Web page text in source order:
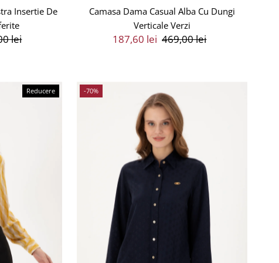
Insertie De
lei
Camasa Dama Casual Alba Cu Dungi
Verticale Verzi
Preț
187,60 lei Preț
469,00 lei
Reducere -70%